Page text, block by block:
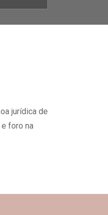
jurídica de
foro na